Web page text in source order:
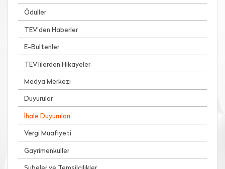
Ödüller
TEV’den Haberler
E-Bültenler
TEV'lilerden Hikayeler
Medya Merkezi
Duyurular
İhale Duyuruları
Vergi Muafiyeti
Gayrimenkuller